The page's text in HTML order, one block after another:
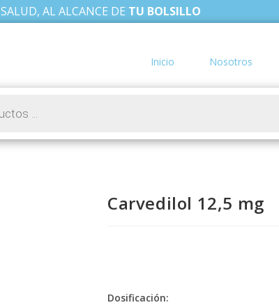
SALUD, AL ALCANCE DE TU BOLSILLO
Inicio Nosotros
Carvedilol 12,5 mg
Dosificación: